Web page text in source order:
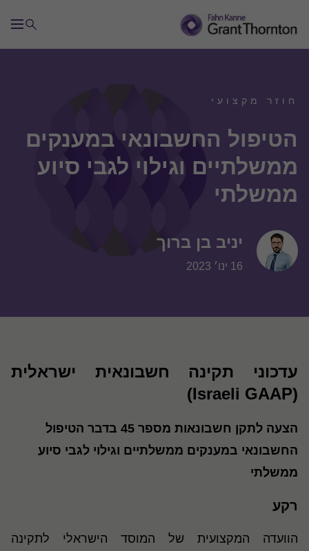
חוזר מקצועי
הטיפול החשבונאי במענקים
ממשלתיים וגילוי לגבי סיוע
ממשלתי
יניב בן ברוך
16 ינו׳ 2023
עדכוני תקינה חשבונאית ישראלית
(Israeli GAAP)
הצעה לתקן חשבונאות מספר 45 בדבר הטיפול
החשבונאי במענקים ממשלתיים וגילוי לגבי סיוע
ממשלתי
רקע
הוועדה המקצועית של המוסד הישראלי לתקינה